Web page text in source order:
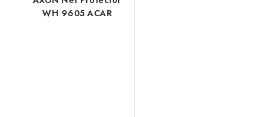
WH 9605 ACAR